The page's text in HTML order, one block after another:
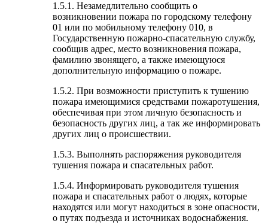
1.5.1. Незамедлительно сообщить о
возникновении пожара по городскому телефону
01 или по мобильному телефону 010, в
Государственную пожарно-спасательную службу,
сообщив адрес, место возникновения пожара,
фамилию звонящего, а также имеющуюся
дополнительную информацию о пожаре.
1.5.2. При возможности приступить к тушению
пожара имеющимися средствами пожаротушения,
обеспечивая при этом личную безопасность и
безопасность других лиц, а так же информировать
других лиц о происшествии.
1.5.3. Выполнять распоряжения руководителя
тушения пожара и спасательных работ.
1.5.4. Информировать руководителя тушения
пожара и спасательных работ о людях, которые
находятся или могут находиться в зоне опасности,
о путях подъезда и источниках водоснабжения.